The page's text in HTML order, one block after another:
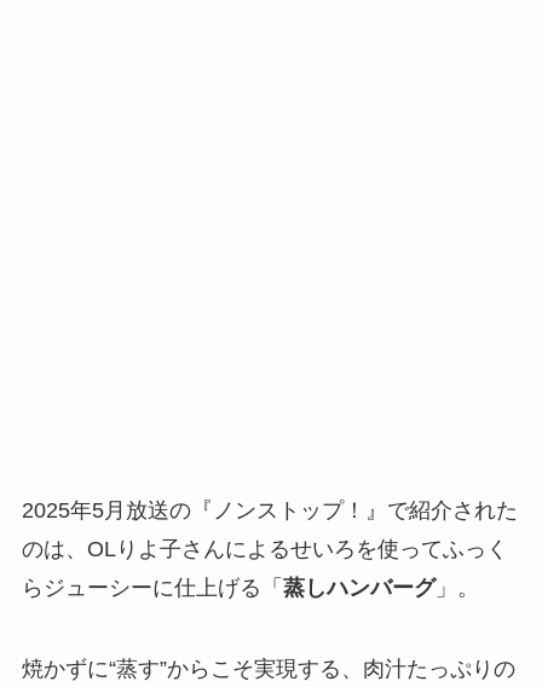
2025年5月放送の『ノンストップ！』で紹介された
のは、OLりよ子さんによるせいろを使ってふっく
らジューシーに仕上げる「 蒸しハンバーグ」。
焼かずに“蒸す”からこそ実現する、肉汁たっぷりの